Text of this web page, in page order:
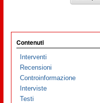
Contenuti
Interventi
Recensioni
Controinformazione
Interviste
Testi